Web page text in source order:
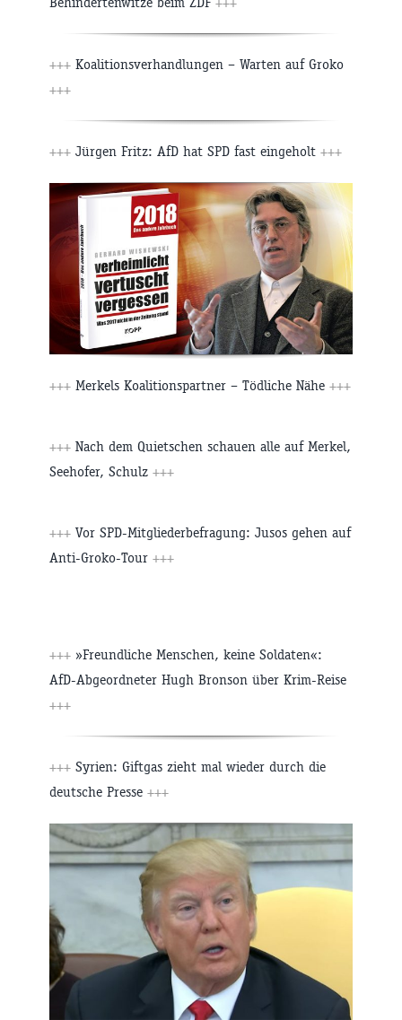
+++ Koalitionsverhandlungen – Warten auf Groko
+++
+++ Jürgen Fritz: AfD hat SPD fast eingeholt +++
+++ Merkels Koalitionspartner – Tödliche Nähe +++
+++ Nach dem Quietschen schauen alle auf Merkel,
Seehofer, Schulz +++
+++ Vor SPD-Mitgliederbefragung: Jusos gehen auf
Anti-Groko-Tour +++
+++ »Freundliche Menschen, keine Soldaten«:
AfD-Abgeordneter Hugh Bronson über Krim-Reise
+++
+++ Syrien: Giftgas zieht mal wieder durch die
deutsche Presse +++